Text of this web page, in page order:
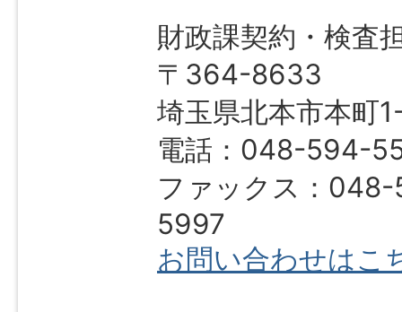
財政課契約・検査
〒364-8633
埼玉県北本市本町
電話：048-594-
ファックス：
5997
お問い合わせはこ